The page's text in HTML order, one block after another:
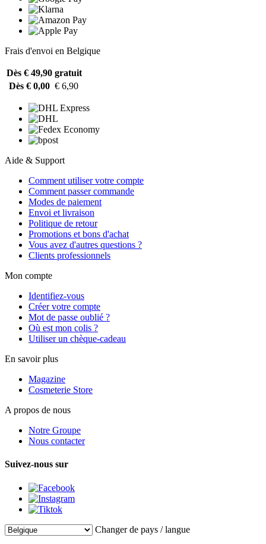
Frais d'envoi en Belgique
Dès € 49,90 gratuit
Dès € 0,00 € 6,90
Aide & Support
Comment utiliser votre compte
Comment passer commande
Modes de paiement
Envoi et livraison
Politique de retour
Promotions et bons d'achat
Vous avez d'autres questions ?
Clients professionnels
Mon compte
Identifiez-vous
Créer votre compte
Mot de passe oublié ?
Où est mon colis ?
Utiliser un chèque-cadeau
En savoir plus
Magazine
Cosmeterie Store
A propos de nous
Notre Groupe
Nous contacter
Suivez-nous sur
Changer de pays / langue